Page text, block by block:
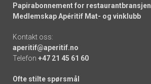
Papirabonnement for restaurantbransjen
Medlemskap Apéritif Mat- og vinklubb
Kontakt oss:
aperitif@aperitif.no
Telefon +47 21 45 61 60
Ofte stilte spørsmål